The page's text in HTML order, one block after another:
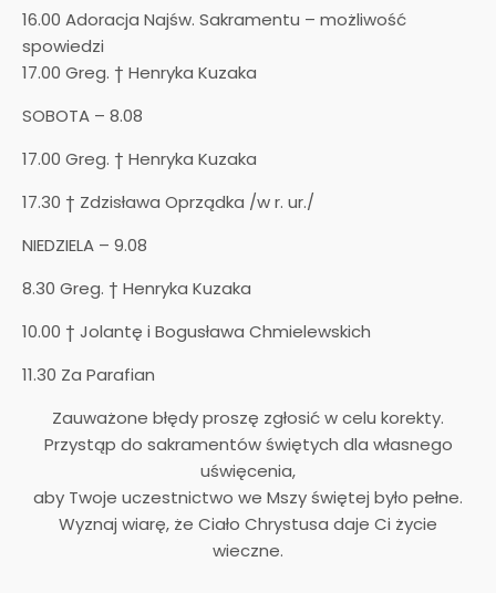
16.00 Adoracja Najśw. Sakramentu – możliwość
spowiedzi
17.00 Greg. † Henryka Kuzaka
SOBOTA – 8.08
17.00 Greg. † Henryka Kuzaka
17.30 † Zdzisława Oprządka /w r. ur./
NIEDZIELA – 9.08
8.30 Greg. † Henryka Kuzaka
10.00 † Jolantę i Bogusława Chmielewskich
11.30 Za Parafian
Zauważone błędy proszę zgłosić w celu korekty.
Przystąp do sakramentów świętych dla własnego
uświęcenia,
aby Twoje uczestnictwo we Mszy świętej było pełne.
Wyznaj wiarę, że Ciało Chrystusa daje Ci życie
wieczne.